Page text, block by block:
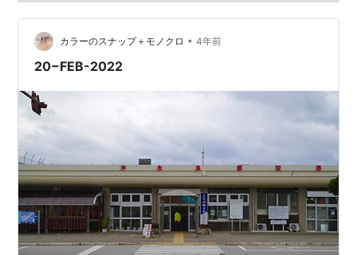
カラーのスナップ＋モノクロ • 4年前
20−FEB-2022